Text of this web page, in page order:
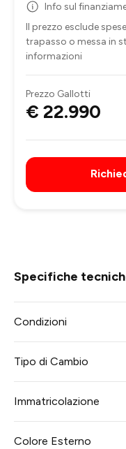
Info sul
Il prezzo esclude
trapasso o messa in
informazioni
Prezzo Gallotti
€ 22.990
Specifiche
Condizioni
Tipo di Cambio
Immatricolazione
Colore Esterno